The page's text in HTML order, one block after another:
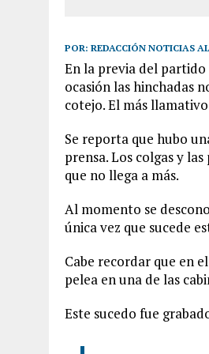
POR: REDACCIÓN NOTICIAS
En la previa del
ocasión las hinchadas
cotejo. El más
Se reporta que hubo
prensa. Los colgas y
que no llega a más.
Al momento se
única vez que sucede
Cabe recordar que en
pelea en una de las
Este sucedo fue